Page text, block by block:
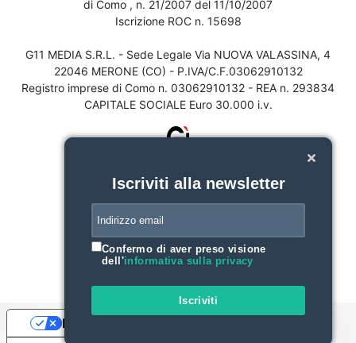
di Como , n. 21/2007 del 11/10/2007
Iscrizione ROC n. 15698
G11 MEDIA S.R.L. - Sede Legale Via NUOVA VALASSINA, 4
22046 MERONE (CO) - P.IVA/C.F.03062910132
Registro imprese di Como n. 03062910132 - REA n. 293834
CAPITALE SOCIALE Euro 30.000 i.v.
Iscriviti alla newsletter
Confermo di aver preso visione
dell'informativa sulla privacy
Iscriviti
Le tue preferenze relative alla privacy